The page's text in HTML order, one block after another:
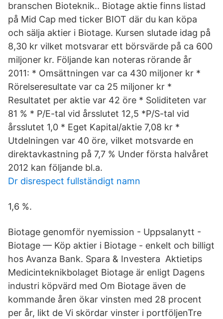
branschen Bioteknik.. Biotage aktie finns listad
på Mid Cap med ticker BIOT där du kan köpa
och sälja aktier i Biotage. Kursen slutade idag på
8,30 kr vilket motsvarar ett börsvärde på ca 600
miljoner kr. Följande kan noteras rörande år
2011: * Omsättningen var ca 430 miljoner kr *
Rörelseresultate var ca 25 miljoner kr *
Resultatet per aktie var 42 öre * Soliditeten var
81 % * P/E-tal vid årsslutet 12,5 *P/S-tal vid
årsslutet 1,0 * Eget Kapital/aktie 7,08 kr *
Utdelningen var 40 öre, vilket motsvarde en
direktavkastning på 7,7 % Under första halvåret
2012 kan följande bl.a.
Dr disrespect fullständigt namn
1,6 %.
Biotage genomför nyemission - Uppsalanytt -
Biotage — Köp aktier i Biotage - enkelt och billigt
hos Avanza Bank. Spara & Investera Aktietips
Medicinteknikbolaget Biotage är enligt Dagens
industri köpvärd med Om Biotage även de
kommande åren ökar vinsten med 28 procent
per år, likt de Vi skördar vinster i portföljenTre